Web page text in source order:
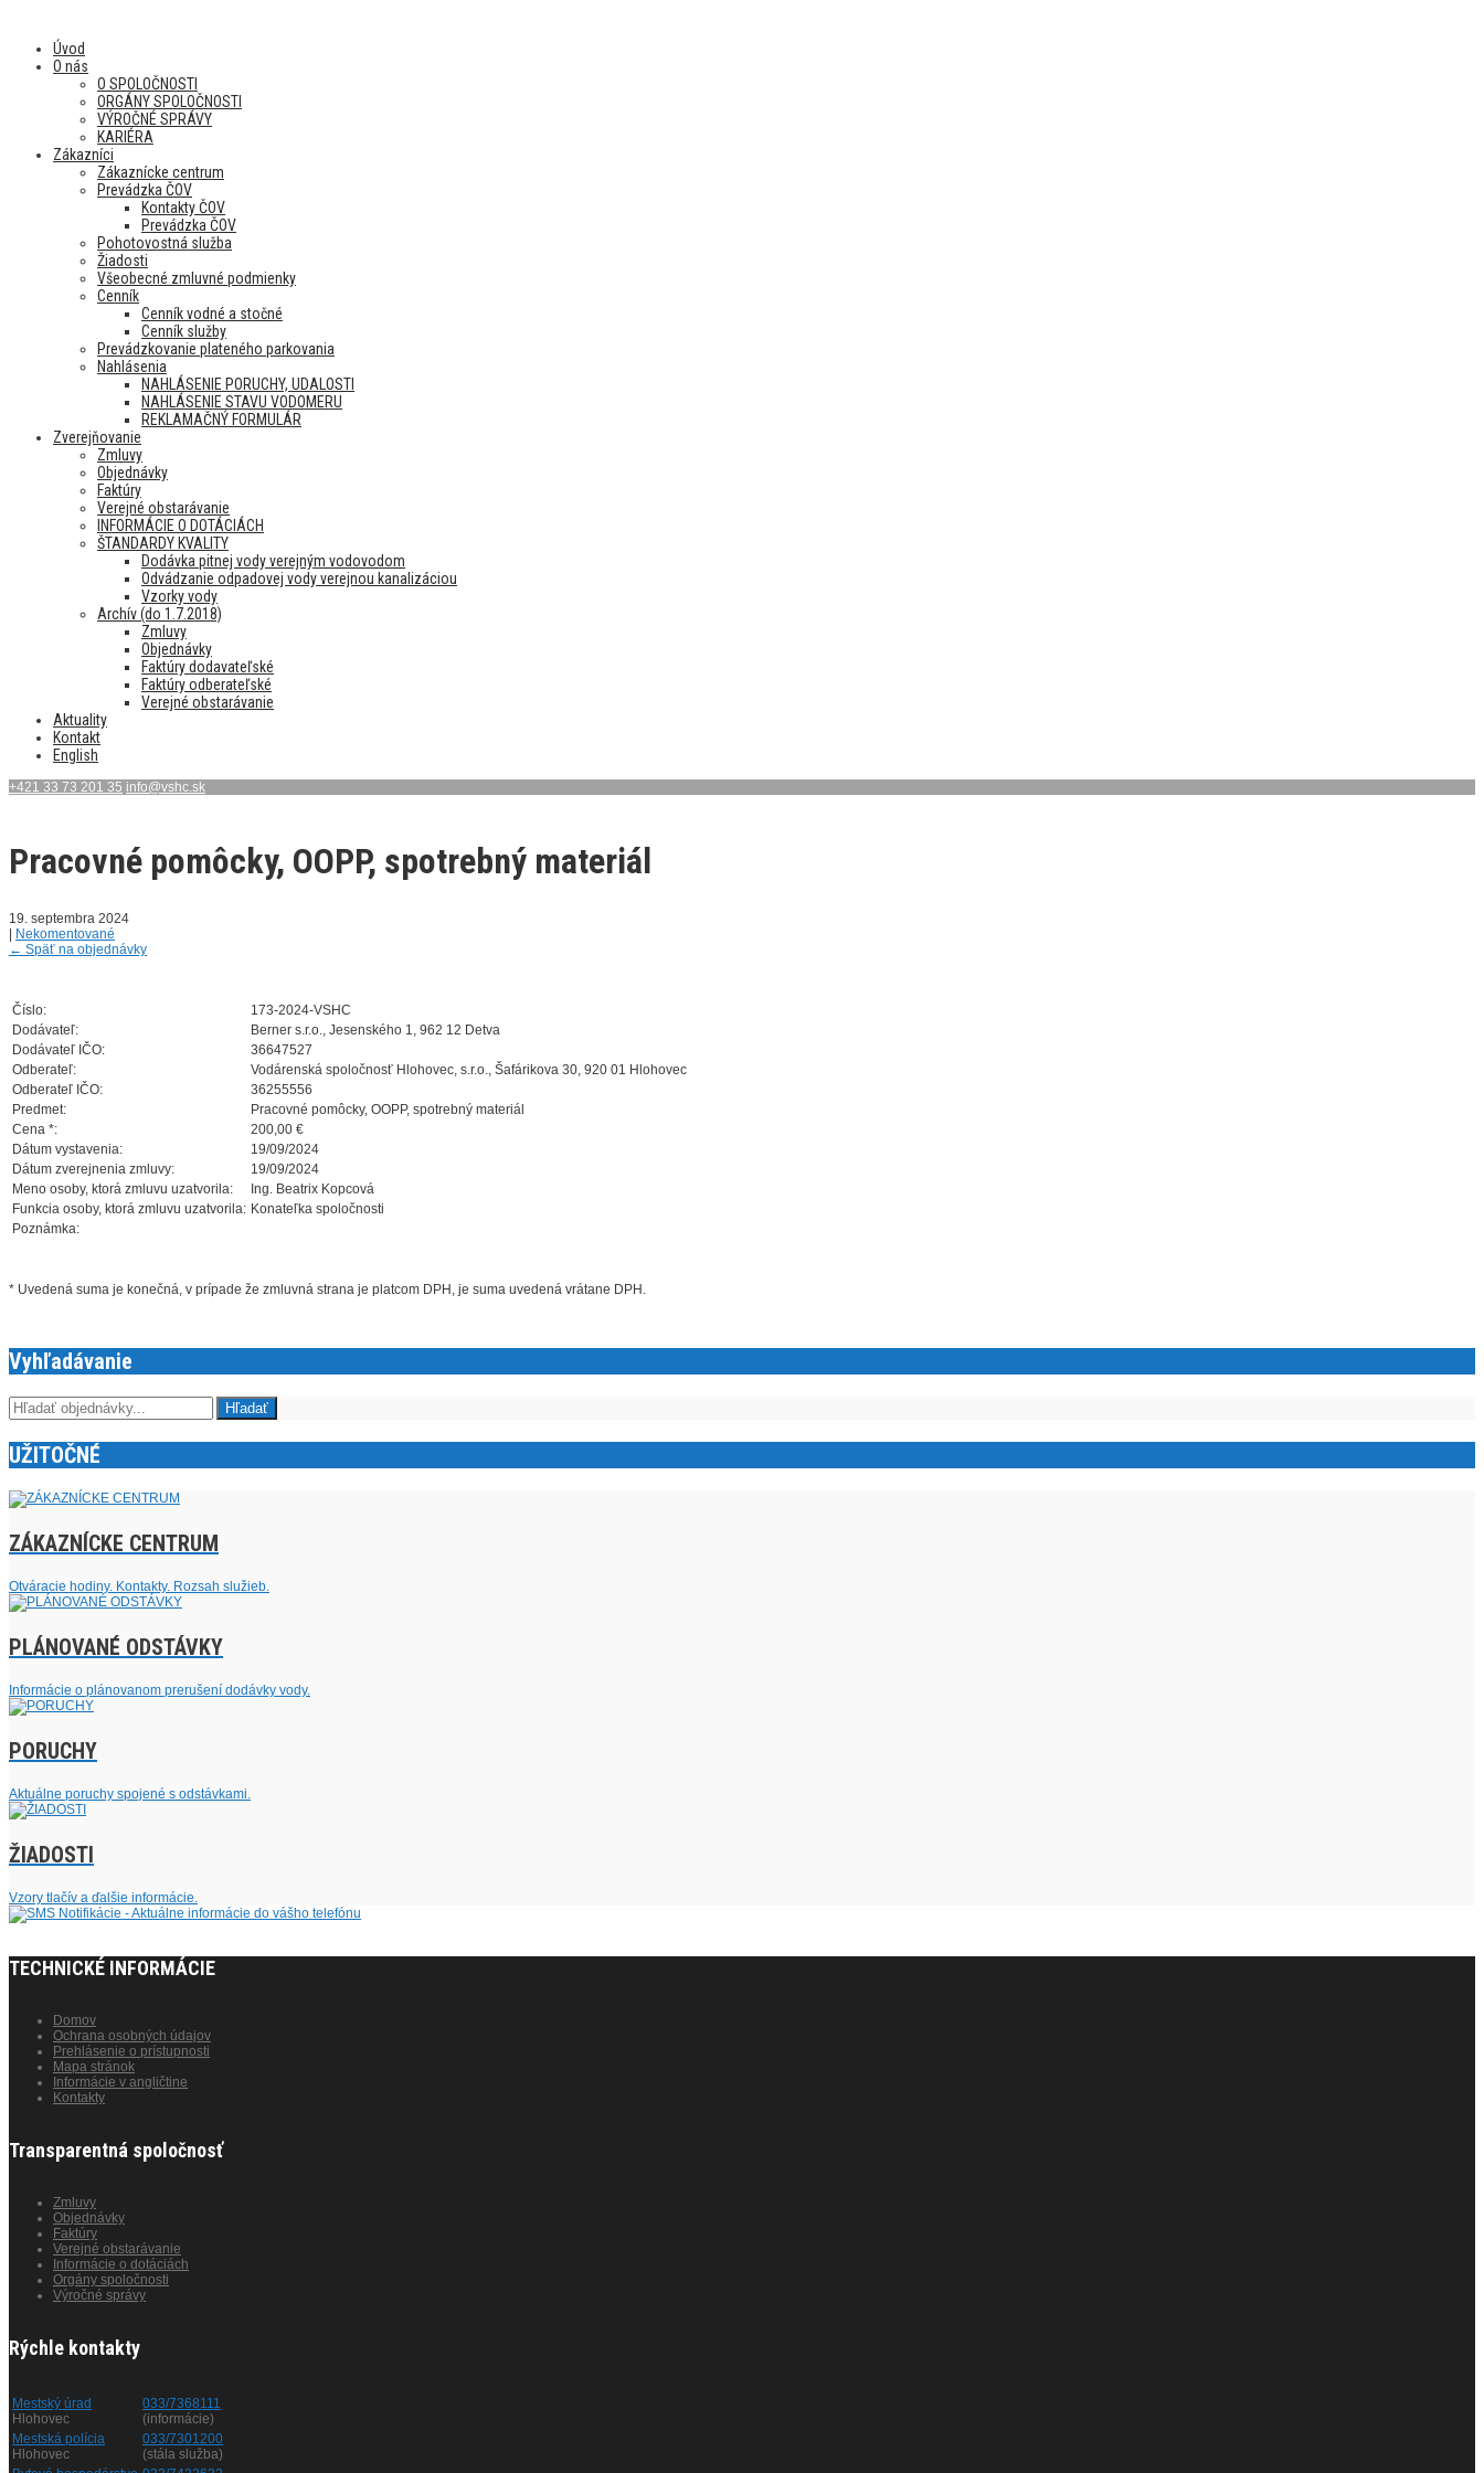
Úvod
O nás
O SPOLOČNOSTI
ORGÁNY SPOLOČNOSTI
VÝROČNÉ SPRÁVY
KARIÉRA
Zákazníci
Zákaznícke centrum
Prevádzka ČOV
Kontakty ČOV
Prevádzka ČOV
Pohotovostná služba
Žiadosti
Všeobecné zmluvné podmienky
Cenník
Cenník vodné a stočné
Cenník služby
Prevádzkovanie plateného parkovania
Nahlásenia
NAHLÁSENIE PORUCHY, UDALOSTI
NAHLÁSENIE STAVU VODOMERU
REKLAMAČNÝ FORMULÁR
Zverejňovanie
Zmluvy
Objednávky
Faktúry
Verejné obstarávanie
INFORMÁCIE O DOTÁCIÁCH
ŠTANDARDY KVALITY
Dodávka pitnej vody verejným vodovodom
Odvádzanie odpadovej vody verejnou kanalizáciou
Vzorky vody
Archív (do 1.7.2018)
Zmluvy
Objednávky
Faktúry dodavateľské
Faktúry odberateľské
Verejné obstarávanie
Aktuality
Kontakt
English
+421 33 73 201 35 info@vshc.sk
Pracovné pomôcky, OOPP, spotrebný materiál
19. septembra 2024
Nekomentované
← Späť na objednávky
Číslo:
173-2024-VSHC
Dodávateľ:
Berner s.r.o., Jesenského 1, 962 12 Detva
Dodávateľ IČO:
36647527
Odberateľ:
Vodárenská spoločnosť Hlohovec, s.r.o., Šafárikova 30, 920 01 Hlohovec
Odberateľ IČO:
36255556
Predmet:
Pracovné pomôcky, OOPP, spotrebný materiál
Cena *:
200,00 €
Dátum vystavenia:
19/09/2024
Dátum zverejnenia zmluvy:
19/09/2024
Meno osoby, ktorá zmluvu uzatvorila:
Ing. Beatrix Kopcová
Funkcia osoby, ktorá zmluvu uzatvorila: Konateľka spoločnosti
Poznámka:
* Uvedená suma je konečná, v prípade že zmluvná strana je platcom DPH, je suma uvedená vrátane DPH.
Vyhľadávanie
UŽITOČNÉ
ZÁKAZNÍCKE CENTRUM
Otváracie hodiny. Kontakty. Rozsah služieb.
PLÁNOVANÉ ODSTÁVKY
Informácie o plánovanom prerušení dodávky vody.
PORUCHY
Aktuálne poruchy spojené s odstávkami.
ŽIADOSTI
Vzory tlačív a ďalšie informácie.
TECHNICKÉ INFORMÁCIE
Domov
Ochrana osobných údajov
Prehlásenie o prístupnosti
Mapa stránok
Informácie v angličtine
Kontakty
Transparentná spoločnosť
Zmluvy
Objednávky
Faktúry
Verejné obstarávanie
Informácie o dotáciách
Orgány spoločnosti
Výročné správy
Rýchle kontakty
Mestský úrad
Hlohovec
033/7368111
(informácie)
Mestská polícia
Hlohovec
033/7301200
(stála služba)